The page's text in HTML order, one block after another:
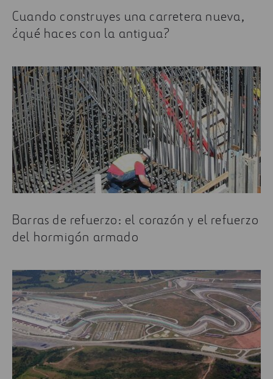
Tendencias actuales en la industria de la
construcción que no debe perderse
Cuando construyes una carretera nueva,
¿qué haces con la antigua?
Barras de refuerzo: el corazón y el refuerzo
del hormigón armado